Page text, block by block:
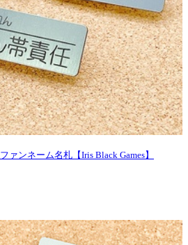
ァンネーム名札【Iris Black Games】